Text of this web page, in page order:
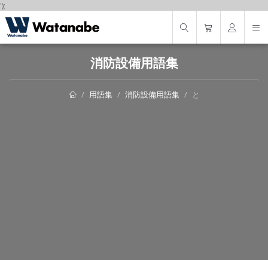
');
消防設備用語集
用語集 消防設備用語集 と